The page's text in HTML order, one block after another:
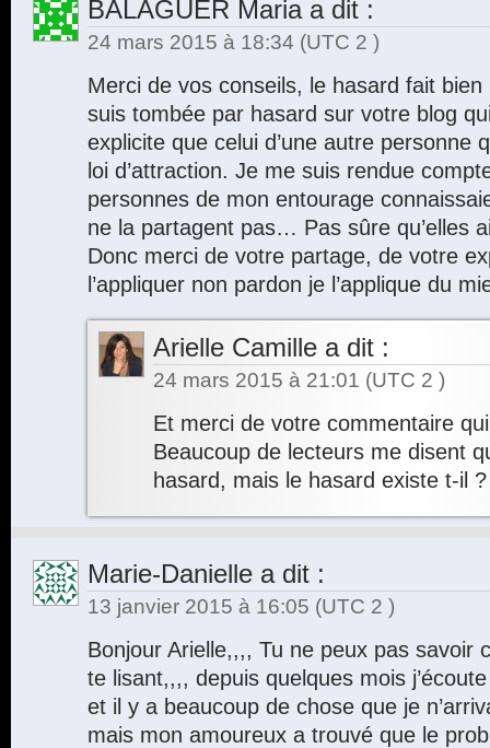
BALAGUER Mariaa dit :
24 mars 2015 à 18:34 (UTC 2 )
Merci de vos conseils, le hasard fait
suis tombée par hasard sur votre blog
explicite que celui d’une autre personne
loi d’attraction. Je me suis rendue
personnes de mon entourage
ne la partagent pas… Pas sûre qu’elles
Donc merci de votre partage, de votre
l’appliquer non pardon je l’applique du
Arielle Camille a dit :
24 mars 2015 à 21:01 (UTC 2 )
Et merci de votre commentaire
Beaucoup de lecteurs me disent
hasard, mais le hasard existe t-il
Marie-Danielle a dit :
13 janvier 2015 à 16:05 (UTC 2 )
Bonjour Arielle,,,, Tu ne peux pas savoir
te lisant,,,, depuis quelques mois
et il y a beaucoup de chose que je
mais mon amoureux a trouvé que le